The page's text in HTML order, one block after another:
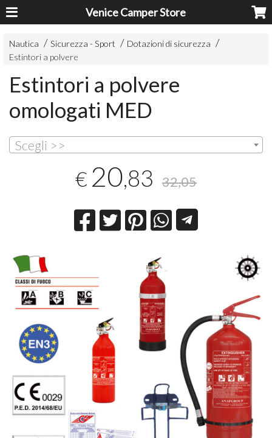
Venice Camper Store
Nautica Sicurezza - Sport
Dotazioni di sicurezza
Estintori a polvere
Estintori a polvere
omologati MED
Scegli >>
€ 20,83 32,05